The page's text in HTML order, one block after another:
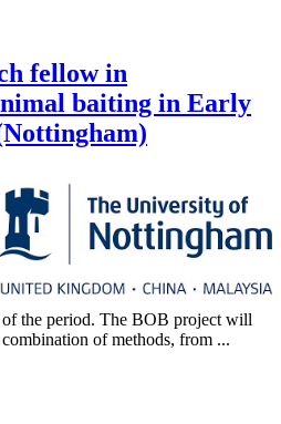
fellow in
baiting in Early
the period. The BOB project will
of methods, from ...